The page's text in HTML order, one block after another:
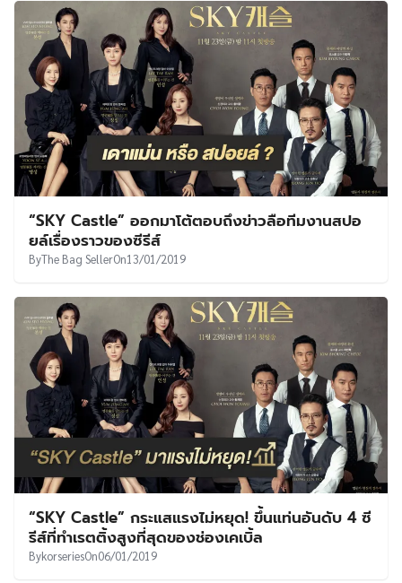
“SKY Castle” ออกมาโต้ตอบถึงข่าวลือทีมงานสปอ
ยล์เรื่องราวของซีรีส์
ByThe Bag SellerOn13/01/2019
“SKY Castle” กระแสแรงไม่หยุด! ขึ้นแท่นอันดับ 4 ซี
รีส์ที่ทำเรตติ้งสูงที่สุดของช่องเคเบิ้ล
BykorseriesOn06/01/2019